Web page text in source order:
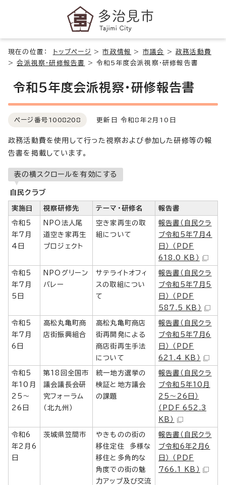
現在の位置： トップページ >市政情報 > 市議会 >政務活動費
>会派視察・研修報告書 >令和5年度会派視察・研修報告書
令和5年度会派視察・研修報告書
ページ番号 1008208 更新日 令和8年2月10日
政務活動費を使用して行った視察および参加した研修等の報
告書を掲載しています。
表の横スクロールを有効にする
自民クラブ
実施日 視察研修先 テーマ・研修名 報告書
令和5
年7月
4日
NPO法人尾
道空き家再生
プロジェクト
空き家再生の取
組について
報告書（自民クラ
ブ令和5年7月4
日） （PDF
618.0 KB）
令和5
年7月
5日
NPOグリーン
バレー
サテライトオフィ
スの取組につい
て
報告書（自民クラ
ブ令和5年7月5
日） （PDF
587.5 KB）
令和5
年7月
6日
高松丸亀町商
店街振興組合
高松丸亀町商店
街再開発による
商店街再生手法
について
報告書（自民クラ
ブ令和5年7月6
日） （PDF
621.4 KB）
令和5
年10月
25～
26日
第18回全国市
議会議長会研
究フォーラム
（北九州）
統一地方選挙の
検証と地方議会
の課題
報告書（自民クラ
ブ令和5年10月
25～26日）
（PDF 652.3
KB）
令和6
年2月6
日
茨城県笠間市
やきものの街の
移住定住 多様な
移住と多角的な
角度での街の魅
力アップ及び交流
報告書（自民クラ
ブ令和6年2月6
日） （PDF
766.1 KB）